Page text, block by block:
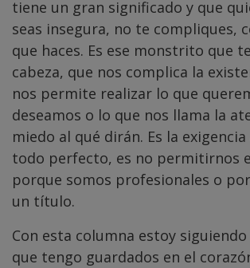
tiene un gran significado y que
seas insegura, no te compliques,
que haces. Es ese monstrito que
cabeza, que nos complica la
nos permite realizar lo que
deseamos o lo que nos llama la
miedo al qué dirán. Es la
todo perfecto, es no permitirnos
porque somos profesionales o
un título.
Con esta columna estoy
que tengo guardados en el